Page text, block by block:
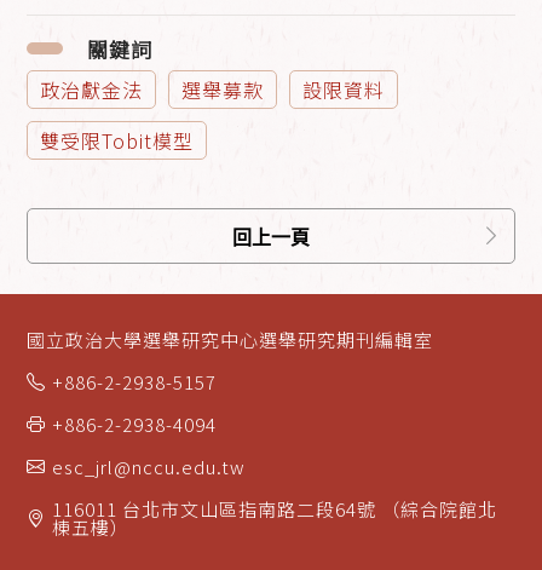
關鍵詞
政治獻金法 選舉募款
設限資料
雙受限Tobit模型
回上一頁
國立政治大學選舉研究中心選舉研究期刊編輯室
+886-2-2938-5157
+886-2-2938-4094
esc_jrl@nccu.edu.tw
116011 台北市文山區指南路二段64號 （綜合院館北
棟五樓）